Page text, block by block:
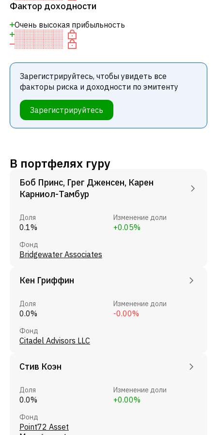
Фактор доходности
Очень высокая прибыльность
Зарегистрируйтесь, чтобы увидеть все
факторы риска и доходности по эмитенту
Зарегистрируйтесь
В портфелях гуру
Боб Принс, Грег Дженсен, Карен
Карниол-Тамбур
Доля
0.1%
Изменение доли
+0.05%
Фонд
Bridgewater Associates
Кен Гриффин
Доля
0.0%
Изменение доли
-0.00%
Фонд
Citadel Advisors LLC
Стив Коэн
Доля
0.0%
Изменение доли
+0.00%
Фонд
Point72 Asset